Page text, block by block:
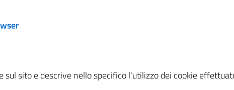
sito e descrive nello specifico l'utilizzo dei cookie